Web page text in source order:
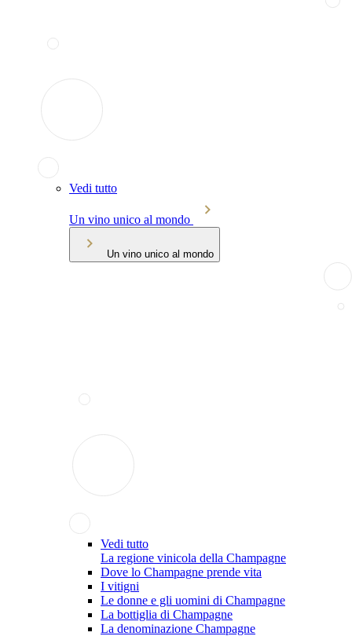
Vedi tutto
Un vino unico al mondo
Un vino unico al mondo
Vedi tutto
La regione vinicola della Champagne
Dove lo Champagne prende vita
I vitigni
Le donne e gli uomini di Champagne
La bottiglia di Champagne
La denominazione Champagne